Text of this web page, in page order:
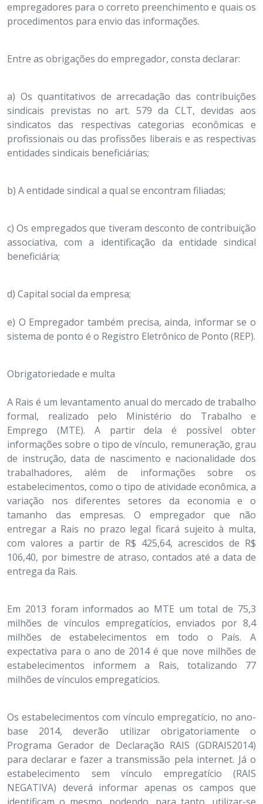
empregadores para o correto preenchimento e quais os
procedimentos para envio das informações.
Entre as obrigações do empregador, consta declarar:
a) Os quantitativos de arrecadação das contribuições
sindicais previstas no art. 579 da CLT, devidas aos
sindicatos das respectivas categorias econômicas e
profissionais ou das profissões liberais e as respectivas
entidades sindicais beneficiárias;
b) A entidade sindical a qual se encontram filiadas;
c) Os empregados que tiveram desconto de contribuição
associativa, com a identificação da entidade sindical
beneficiária;
d) Capital social da empresa;
e) O Empregador também precisa, ainda, informar se o
sistema de ponto é o Registro Eletrônico de Ponto (REP).
Obrigatoriedade e multa
A Rais é um levantamento anual do mercado de trabalho
formal, realizado pelo Ministério do Trabalho e
Emprego (MTE). A partir dela é possível obter
informações sobre o tipo de vínculo, remuneração, grau
de instrução, data de nascimento e nacionalidade dos
trabalhadores, além de informações sobre os
estabelecimentos, como o tipo de atividade econômica, a
variação nos diferentes setores da economia e o
tamanho das empresas. O empregador que não
entregar a Rais no prazo legal ficará sujeito à multa,
com valores a partir de R$ 425,64, acrescidos de R$
106,40, por bimestre de atraso, contados até a data de
entrega da Rais.
Em 2013 foram informados ao MTE um total de 75,3
milhões de vínculos empregatícios, enviados por 8,4
milhões de estabelecimentos em todo o País. A
expectativa para o ano de 2014 é que nove milhões de
estabelecimentos informem a Rais, totalizando 77
milhões de vínculos empregatícios.
Os estabelecimentos com vínculo empregatício, no ano-
base 2014, deverão utilizar obrigatoriamente o
Programa Gerador de Declaração RAIS (GDRAIS2014)
para declarar e fazer a transmissão pela internet. Já o
estabelecimento sem vínculo empregatício (RAIS
NEGATIVA) deverá informar apenas os campos que